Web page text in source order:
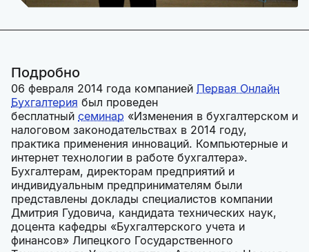
Подробно
06 февраля 2014 года компанией Первая Онлайн
Бухгалтерия был проведен
бесплатный семинар «Изменения в бухгалтерском и
налоговом законодательствах в 2014 году,
практика применения инноваций. Компьютерные и
интернет технологии в работе бухгалтера».
Бухгалтерам, директорам предприятий и
индивидуальным предпринимателям были
представлены доклады специалистов компании
Дмитрия Гудовича, кандидата технических наук,
доцента кафедры «Бухгалтерского учета и
финансов» Липецкого Государственного